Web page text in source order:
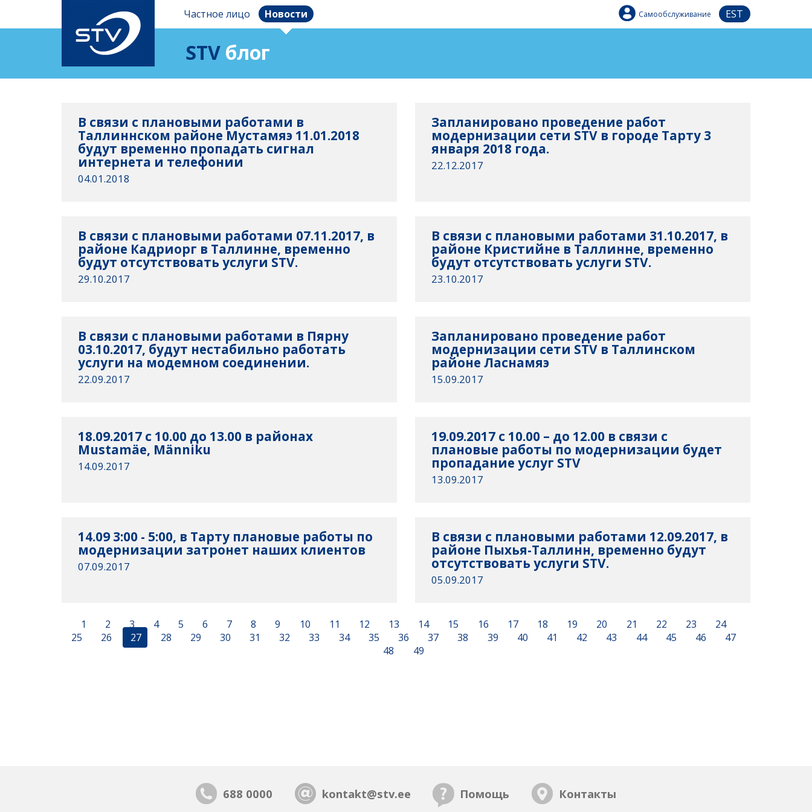
Частное лицо Новости Самообслуживание EST
STV блог
В связи с плановыми работами в
Таллиннском районе Мустамяэ 11.01.2018
будут временно пропадать сигнал
интернета и телефонии
04.01.2018
Запланировано проведение работ
модернизации сети STV в городе Тарту 3
января 2018 года.
22.12.2017
В связи с плановыми работами 07.11.2017, в
районе Кадриорг в Таллинне, временно
будут отсутствовать услуги STV.
29.10.2017
В связи с плановыми работами 31.10.2017, в
районе Кристийне в Таллинне, временно
будут отсутствовать услуги STV.
23.10.2017
В связи с плановыми работами в Пярну
03.10.2017, будут нестабильно работать
услуги на модемном соединении.
22.09.2017
Запланировано проведение работ
модернизации сети STV в Таллинском
районе Ласнамяэ
15.09.2017
18.09.2017 с 10.00 до 13.00 в районах
Mustamäe, Männiku
14.09.2017
19.09.2017 с 10.00 – до 12.00 в связи с
плановые работы по модернизации будет
пропадание услуг STV
13.09.2017
14.09 3:00 - 5:00, в Тарту плановые работы по
модернизации затронет наших клиентов
07.09.2017
В связи с плановыми работами 12.09.2017, в
районе Пыхья-Таллинн, временно будут
отсутствовать услуги STV.
05.09.2017
1 2 3 4 5 6 7 8 9 10 11 12 13 14 15 16 17 18 19 20 21 22 23
24
25
26 27 28 29 30 31 32 33 34 35 36 37 38 39 40 41 42 43 44 45 46
47
48
49
688 0000 kontakt@stv.ee Помощь Контакты